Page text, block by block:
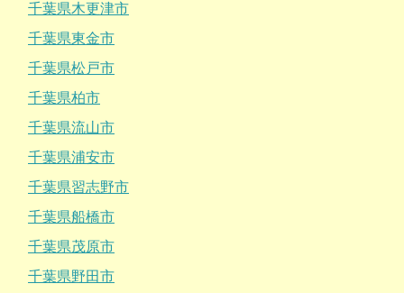
千葉県木更津市
千葉県東金市
千葉県松戸市
千葉県柏市
千葉県流山市
千葉県浦安市
千葉県習志野市
千葉県船橋市
千葉県茂原市
千葉県野田市